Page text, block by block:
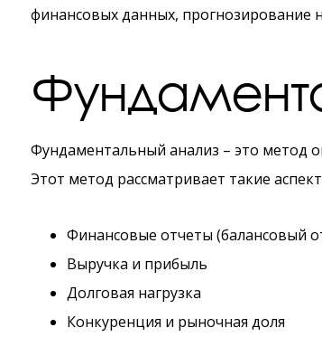
финансовых данных, прогнозирование
Фундаментальный анализ – это метод
Этот метод рассматривает такие
Финансовые отчеты (балансовый
Выручка и прибыль
Долговая нагрузка
Конкуренция и рыночная доля